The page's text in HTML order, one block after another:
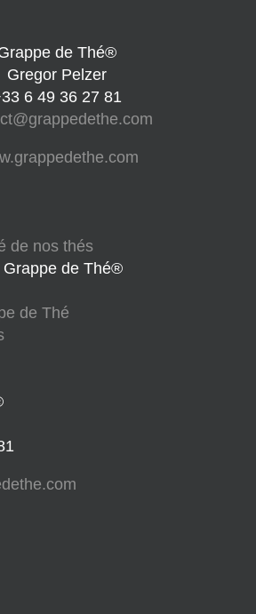
de Thé®
Gregor Pelzer
6 49 36 27 81
de nos thés
Grappe de Thé®
de Thé